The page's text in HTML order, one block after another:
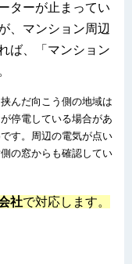
ターが止まってい
、マンション周辺
ば、「マンション
んだ向こう側の地域は
停電している場合があ
す。周辺の電気が点い
の窓からも確認してい
社で対応します。